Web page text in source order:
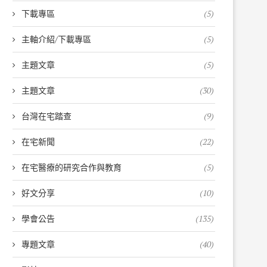
下載專區 (5)
主軸介紹/下載專區 (5)
主題文章 (5)
主題文章 (30)
台灣在宅踏查 (9)
在宅新聞 (22)
在宅醫療的研究合作與教育 (5)
好文分享 (10)
學會公告 (135)
專題文章 (40)